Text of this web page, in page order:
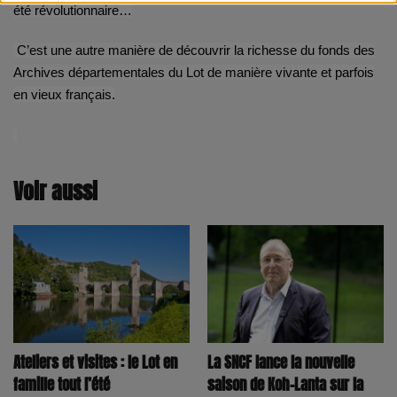
été révolutionnaire…
C’est une autre manière de découvrir la richesse du fonds des
Archives départementales du Lot de manière vivante et parfois
en vieux français.
Voir aussi
Ateliers et visites : le Lot en
famille tout l’été
La SNCF lance la nouvelle
saison de Koh-Lanta sur la